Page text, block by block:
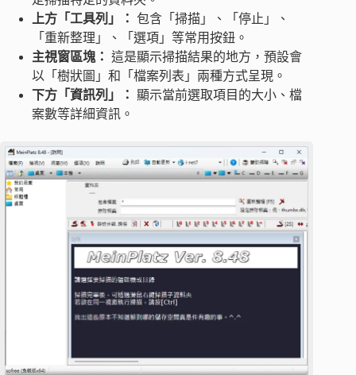
上方「工具列」： 包含「掃描」、「停止」、
「重新整理」、「選項」等常用按鈕。
主視窗區塊： 這是顯示掃描結果的地方，預設會
以「樹狀圖」和「檔案列表」兩種方式呈現。
下方「資訊列」： 顯示當前選取項目的大小、檔
案數等詳細資訊。